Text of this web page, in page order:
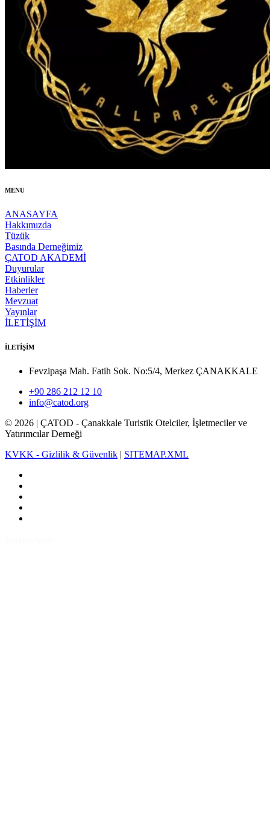
MENU
ANASAYFA
Hakkımızda
Tüzük
Basında Derneğimiz
ÇATOD AKADEMİ
Duyurular
Etkinlikler
Haberler
Mevzuat
Yayınlar
İLETİŞİM
İLETİŞİM
Fevzipaşa Mah. Fatih Sok. No:5/4, Merkez ÇANAKKALE
+90 286 212 12 10
info@catod.org
© 2026 | ÇATOD - Çanakkale Turistik Otelciler, İşletmeciler ve
Yatırımcılar Derneği
KVKK - Gizlilik & Güvenlik | SITEMAP.XML